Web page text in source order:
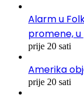
Alarm u
promene, u
prije 20 sati
Amerika
prije 20 sati